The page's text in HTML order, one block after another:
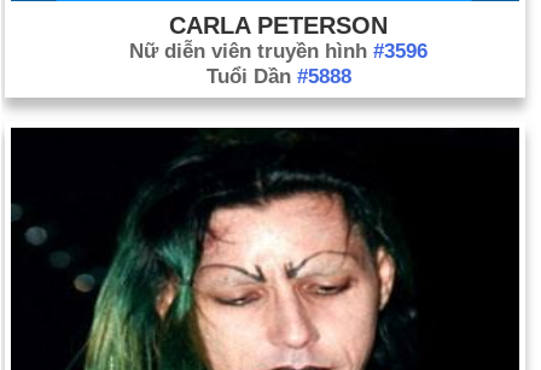
CARLA PETERSON
Nữ diễn viên truyền hình #3596
Tuổi Dần #5888